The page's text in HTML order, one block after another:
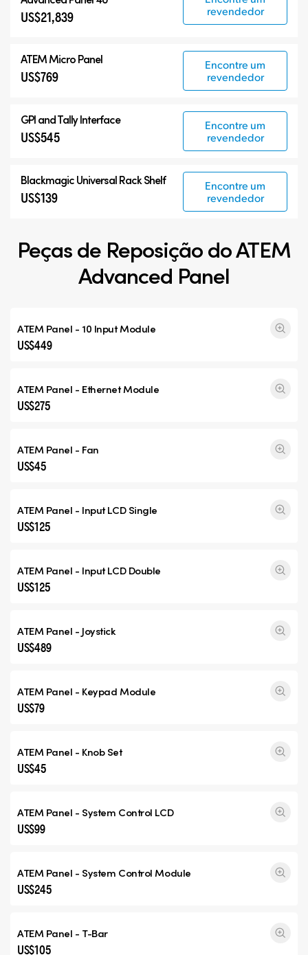
US$21,839
revendedor
ATEM Micro Panel
US$769
Encontre um
revendedor
GPI and Tally Interface
US$545
Encontre um
revendedor
Blackmagic Universal Rack Shelf
US$139
Encontre um
revendedor
Peças de Reposição do ATEM
Advanced Panel
ATEM Panel - 10 Input Module
US$449
ATEM Panel - Ethernet Module
US$275
ATEM Panel - Fan
US$45
ATEM Panel - InputLCD Single
US$125
ATEM Panel - InputLCD Double
US$125
ATEM Panel - Joystick
US$489
ATEM Panel - Keypad Module
US$79
ATEM Panel - Knob Set
US$45
ATEM Panel - System Control LCD
US$99
ATEM Panel - System Control Module
US$245
ATEM Panel - T-Bar
US$105